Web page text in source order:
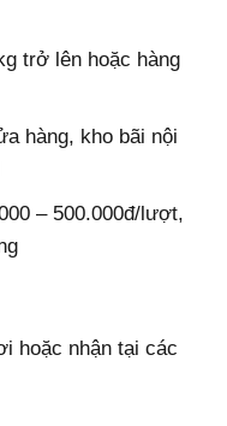
trở lên hoặc hàng
hàng, kho bãi nội
– 500.000đ/lượt,
hoặc nhận tại các